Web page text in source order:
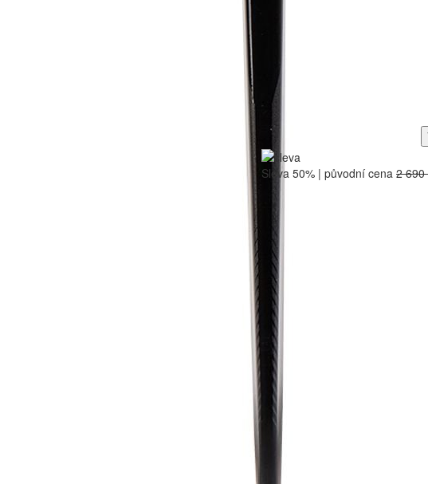
Sleva 50% | původní cena 2 690
PÁSKY
Páska na konce holí CCM Stick
200 Kč
Do košíku
Páska na hokejky HOWIES
150 Kč
Do košíku
Páska na hokejky RENFREW NHL
200 Kč
Do košíku
Páska na hokejky RENFREW
220 Kč
Do košíku